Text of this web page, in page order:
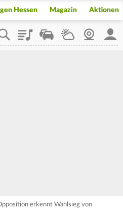
Hessen Magazin Aktionen
PlaylistStaupilotWetterWebcam
erkennt Wahlsieg von